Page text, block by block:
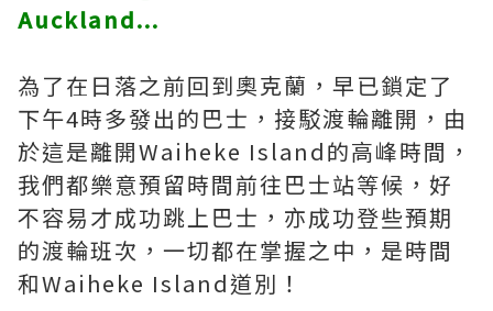
Auckland...
為了在日落之前回到奧克蘭，早已鎖定了
下午4時多發出的巴士，接駁渡輪離開，由
於這是離開Waiheke Island的高峰時間，
我們都樂意預留時間前往巴士站等候，好
不容易才成功跳上巴士，亦成功登些預期
的渡輪班次，一切都在掌握之中，是時間
和Waiheke Island道別！